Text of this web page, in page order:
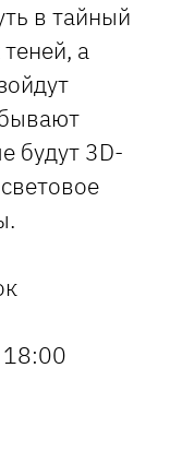
в тайный
а
будут 3D-
18:00